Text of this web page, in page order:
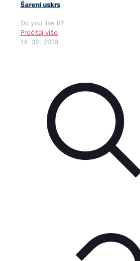
Šareni uskrs
Do you like it?
Pročitaj više
14. 02. 2016.